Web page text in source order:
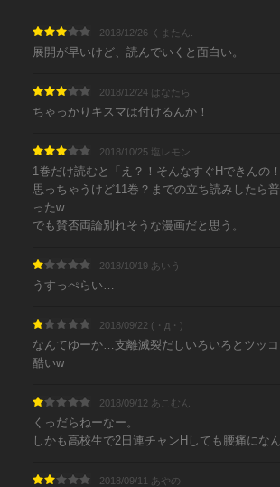
2018/12/26 くまたん.
展開が早いけど、読んでいくと面白い。
2018/12/24 はなたら
ちゃっかりキスマは付けるんか！
2018/10/25 塩レモン
1巻だけ読むと「え？！そんなすぐHできんの
思っちゃうけど11巻？までの立ち読みしたら
ったw
でも賛否両論別れそうな漫画だと思う。
2018/10/19 あいう
うすっぺらい…
2018/09/22 (・д・)
なんてゆーか…支離滅裂だしいろいろとツッ
酷いw
2018/09/12 あこむん
くっだらねーなー。
しかも高校生で2日連チャンHしても腰痛にな
2018/09/11 あやの